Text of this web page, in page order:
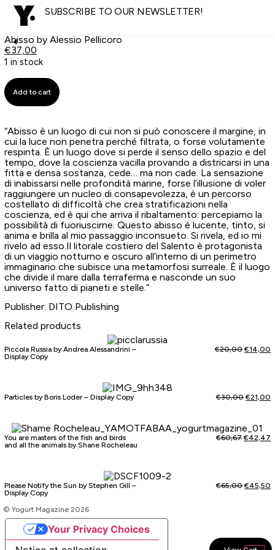
SUBSCRIBE TO OUR NEWSLETTER!
Abisso by Alessio Pellicoro
€37,00
1 in stock
Add to cart
“Abisso è un luogo di cui non si può conoscere il margine, in
cui la luce non penetra perché filtrata, o forse volutamente
respinta. È un luogo dove si perde il senso dello spazio e del
tempo, dove la coscienza vacilla provando a districarsi in una
fitta e densa sostanza, cede… ma non cade. La sensazione
di inabissarsi nelle profondità marine, forse l’illusione di voler
raggiungere un nucleo di consapevolezza, è un percorso
costellato di difficoltà che crea stratificazioni nella
coscienza, ed è qui che arriva il ribaltamento: percepiamo la
possibilità di fuoriuscirne. Questo abisso è lucente, tinto, si
anima e brilla al mio passaggio inconsueto. Si rivela, ed io mi
rivelo ad esso.Il litorale costiero del Salento è protagonista
di un viaggio notturno e oscuro all’interno di un perimetro
immaginario che subisce una metamorfosi surreale. È il luogo
che divide il mare dalla terraferma e nasconde un suo
universo fatto di pianeti e stelle.”
Publisher: DITO Publishing
Related products
Piccola Russia by Andrea Alessandrini –
Display Copy
€20,00 €14,00
Particles by Boris Loder – Display Copy €30,00 €21,00
You are masters of the fish and birds
and all the animals by Shane Rocheleau
€60,67 €42,47
Please Notify the Sun by Stephen Gill –
Display Copy
€65,00 €45,50
© Yogurt Magazine 2026
Your Privacy Choices